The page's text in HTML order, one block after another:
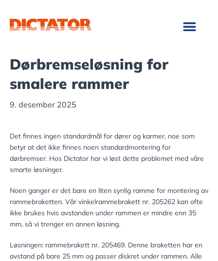
hovedinnhold
bunntekst
Dørbremseløsning for
smalere rammer
9. desember 2025
Det finnes ingen standardmål for dører og karmer, noe som
betyr at det ikke finnes noen standardmontering for
dørbremser. Hos Dictator har vi løst dette problemet med våre
smarte løsninger.
Noen ganger er det bare en liten synlig ramme for montering av
rammebraketten. Vår vinkelrammebrakett nr. 205262 kan ofte
ikke brukes hvis avstanden under rammen er mindre enn 35
mm, så vi trenger en annen løsning.
Løsningen: rammebrakett nr. 205469. Denne braketten har en
avstand på bare 25 mm og passer diskret under rammen. Alle